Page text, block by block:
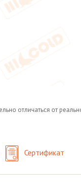
отличаться от
Сертификат